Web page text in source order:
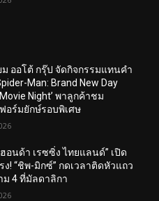
ม ออโต้ กรุ๊ป จัดกิจกรรมแทนคำ
Man: Brand New Day
Night’ พาลูกค้าชม
อร์มยักษ์รอบพิเศษ
อนด้า เรซซิ่ง ไทยแลนด์” เปิด
! “ชิพ-มิกซ์” กดเวลาติดหัวแถว
ม 4 ที่มัลดาลิกา